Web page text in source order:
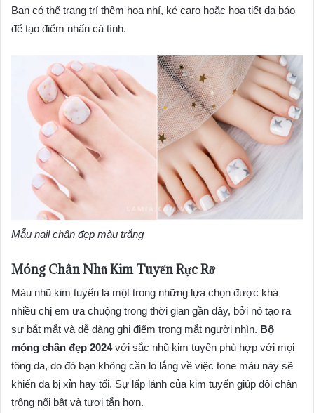
Bạn có thể trang trí thêm hoa nhí, kẻ caro hoặc họa tiết da báo
để tạo điểm nhấn cá tính.
Mẫu nail chân đẹp màu trắng
Móng Chân Nhũ Kim Tuyến Rực Rỡ
Màu nhũ kim tuyến là một trong những lựa chọn được khá
nhiều chị em ưa chuộng trong thời gian gần đây, bởi nó tạo ra
sự bắt mắt và dễ dàng ghi điểm trong mắt người nhìn. Bộ
móng chân đẹp 2024với sắc nhũ kim tuyến phù hợp với mọi
tông da, do đó bạn không cần lo lắng về việc tone màu này sẽ
khiến da bị xỉn hay tối. Sự lấp lánh của kim tuyến giúp đôi chân
trông nổi bật và tươi tắn hơn.